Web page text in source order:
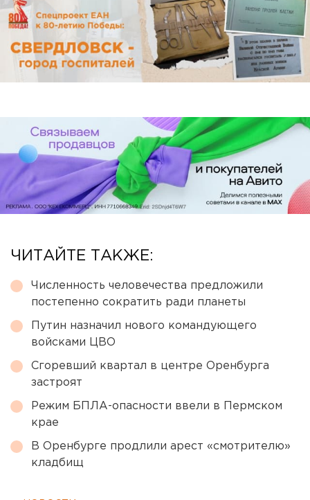
ЧИТАЙТЕ ТАКЖЕ:
Численность человечества предложили
постепенно сократить ради планеты
Путин назначил нового командующего
войсками ЦВО
Сгоревший квартал в центре Оренбурга
застроят
Режим БПЛА-опасности ввели в Пермском
крае
В Оренбурге продлили арест «смотрителю»
кладбищ